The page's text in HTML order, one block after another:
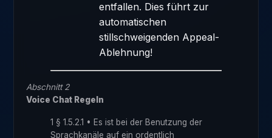
entfallen. Dies führt zur
automatischen
stillschweigenden Appeal-
Ablehnung!
Abschnitt 2
Voice Chat Regeln
1 § 1.5.2.1 • Es ist bei der Benutzung der
Sprachkanäle auf ein ordentlich